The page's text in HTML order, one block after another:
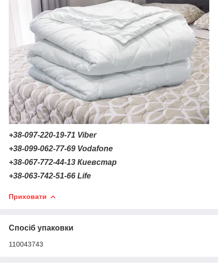
+38-097-220-19-71 Viber
+38-099-062-77-69 Vodafone
+38-067-772-44-13 Киевстар
+38-063-742-51-66 Life
Приховати
Спосіб упаковки
110043743